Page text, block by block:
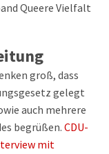
Queere Vielfalt
groß, dass
gelegt
auch mehrere
begrüßen. CDU-
mit